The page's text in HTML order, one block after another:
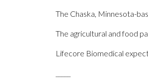
The Chaska, Minnesota-
The agricultural and food
Lifecore Biomedical